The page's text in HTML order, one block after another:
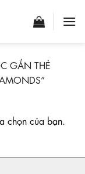
GẮN THẺ
chọn của bạn.